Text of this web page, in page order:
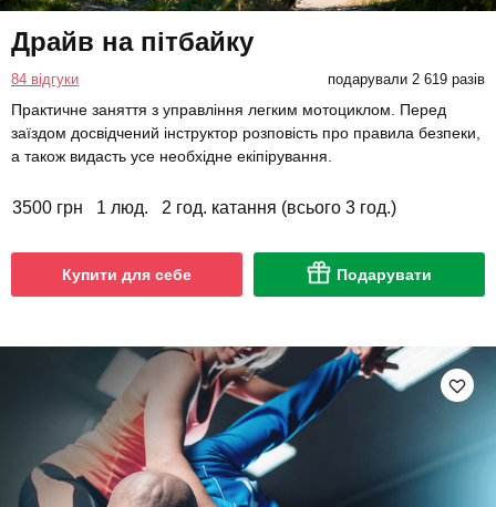
Драйв на пітбайку
84 відгуки подарували 2 619 разів
Практичне заняття з управління легким мотоциклом. Перед
заїздом досвідчений інструктор розповість про правила безпеки,
а також видасть усе необхідне екіпірування.
3500 грн 1 люд. 2 год. катання (всього 3 год.)
Купити для себе Подарувати